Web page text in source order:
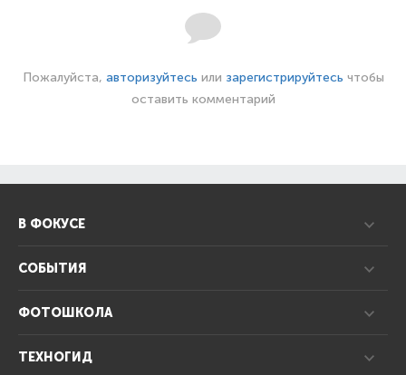
Пожалуйста, авторизуйтесь или зарегистрируйтесь чтобы
оставить комментарий
В ФОКУСЕ
СОБЫТИЯ
ФОТОШКОЛА
ТЕХНОГИД